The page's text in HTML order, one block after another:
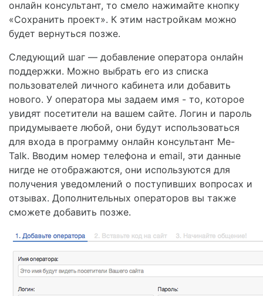
онлайн консультант, то смело нажимайте кнопку
«Сохранить проект». К этим настройкам можно
будет вернуться позже.
Следующий шаг — добавление оператора онлайн
поддержки. Можно выбрать его из списка
пользователей личного кабинета или добавить
нового. У оператора мы задаем имя - то, которое
увидят посетители на вашем сайте. Логин и пароль
придумываете любой, они будут использоваться
для входа в программу онлайн консультант Me-
Talk. Вводим номер телефона и email, эти данные
нигде не отображаются, они используются для
получения уведомлений о поступивших вопросах и
отзывах. Дополнительных операторов вы также
сможете добавить позже.